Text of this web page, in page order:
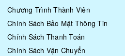
Chương Trình Thành Viên
Chính Sách Bảo Mật Thông Tin
Chính Sách Thanh Toán
Chính Sách Vận Chuyển